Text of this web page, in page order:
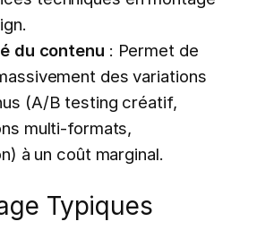
du contenu : Permet de
des variations
(A/B testing créatif,
multi-formats,
à un coût marginal.
Typiques